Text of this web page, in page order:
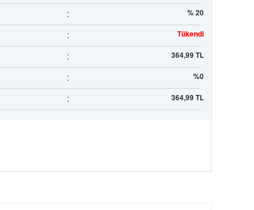
: % 20
: Tükendi
: 364,99 TL
: %0
: 364,99 TL